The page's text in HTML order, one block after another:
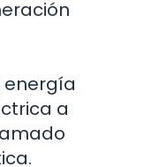
energía
a